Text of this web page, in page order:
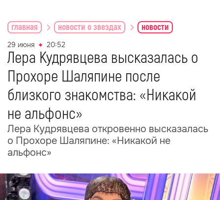
главная новости о звездах новости
29 июня 20:52
Лера Кудрявцева высказалась о
Прохоре Шаляпине после
близкого знакомства: «Никакой
не альфонс»
Лера Кудрявцева откровенно высказалась
о Прохоре Шаляпине: «Никакой не
альфонс»